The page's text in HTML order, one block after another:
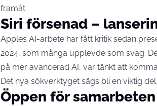
framåt.
Siri försenad –
Apples AI-arbete har fått kritik sedan
2024, som många upplevde som svag.
på mer avancerad AI, var tänkt att
Det nya sökverktyget sägs bli en viktig
Öppen för